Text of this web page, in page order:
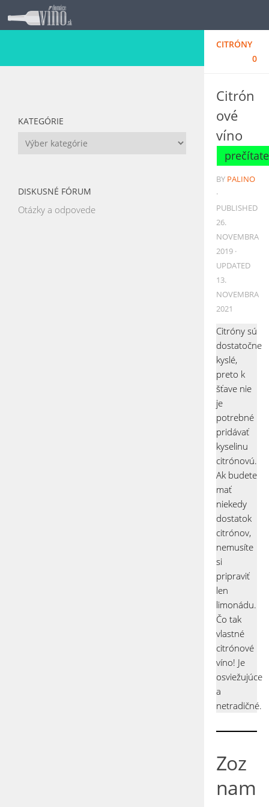
Skip to content
CITRÓNY
0
Citrón
ové
víno
BY PALINO
·
PUBLISHED
26.
NOVEMBRA
2019 ·
UPDATED
13.
NOVEMBRA
2021
Citróny sú
dostatočne
kyslé,
preto k
šťave nie
je
potrebné
pridávať
kyselinu
citrónovú.
Ak budete
mať
niekedy
dostatok
citrónov,
nemusíte
si
pripraviť
len
limonádu.
Čo tak
vlastné
citrónové
víno! Je
osviežujúce
a
netradičné.
Zoz
nam
KATEGÓRIE
Kategórie
DISKUSNÉ FÓRUM
Otázky a odpovede